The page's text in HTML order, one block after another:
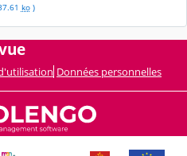
ko)
Données personnelles